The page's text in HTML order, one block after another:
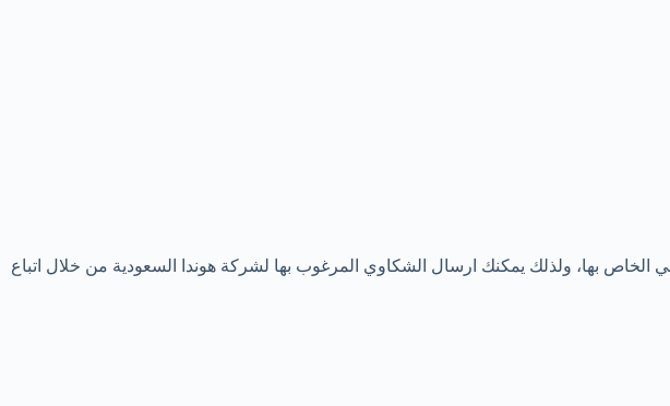
بها، ولذلك يمكنك ارسال الشكاوي المرغوب بها لشركة هوندا السعودية من خلال اتباع